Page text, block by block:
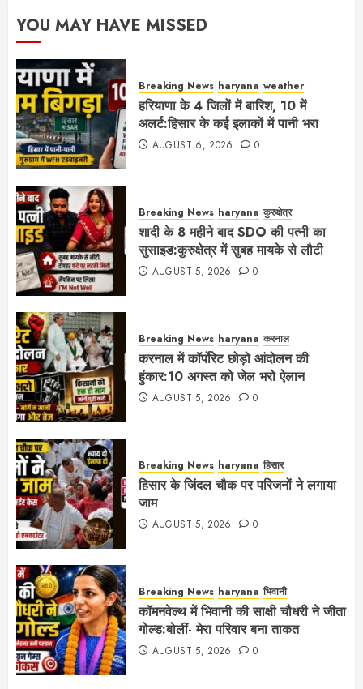
YOU MAY HAVE MISSED
Breaking News haryana weather
हरियाणा के 4 जिलों में बारिश, 10 में
अलर्ट:हिसार के कई इलाकों में पानी भरा
AUGUST 6, 2026 0
Breaking News haryana कुरुक्षेत्र
शादी के 8 महीने बाद SDO की पत्नी का
सुसाइड:कुरुक्षेत्र में सुबह मायके से लौटी
AUGUST 5, 2026 0
Breaking News haryana करनाल
करनाल में कॉर्पोरेट छोड़ो आंदोलन की
हुंकार:10 अगस्त को जेल भरो ऐलान
AUGUST 5, 2026 0
Breaking News haryana हिसार
हिसार के जिंदल चौक पर परिजनों ने लगाया
जाम
AUGUST 5, 2026 0
Breaking News haryana भिवानी
कॉमनवेल्थ में भिवानी की साक्षी चौधरी ने जीता
गोल्ड:बोलीं- मेरा परिवार बना ताकत
AUGUST 5, 2026 0